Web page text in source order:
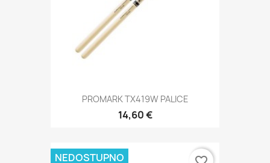
PROMARK TX419W PALICE
14,60 €
NEDOSTUPNO